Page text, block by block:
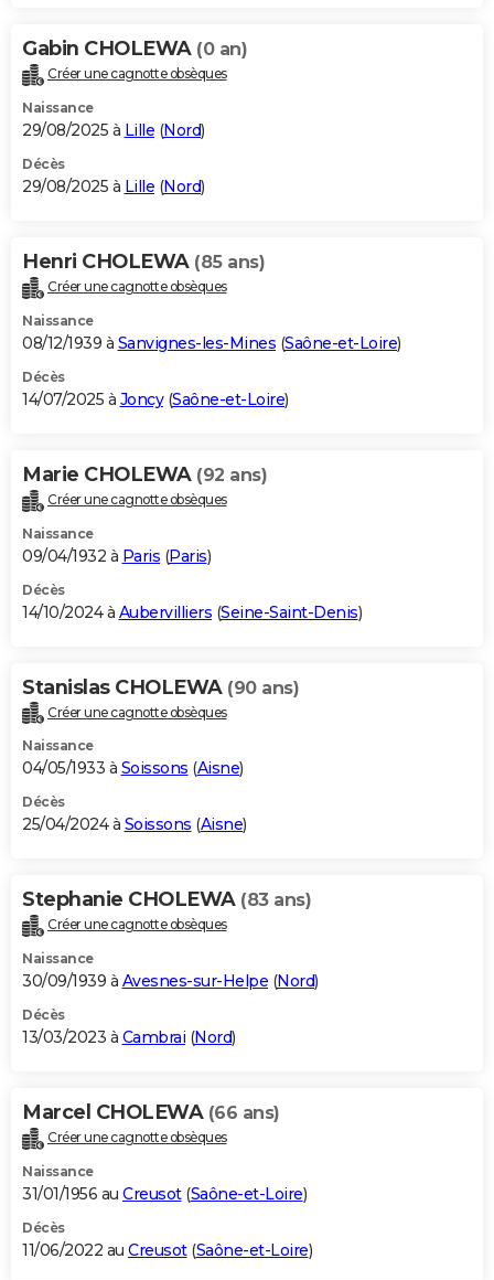
Carte de Noël
Carte Bonne année
Carte Saint-Valentin
Carte Pâques
Carte d'anniversaire
DICTIONNAIRE
Dictionnaire
Biographies
Citations
Expressions
Proverbes
PROGRAMME TV
S'inscrire
Se connecter
Lycées
Collèges
Primaires
Universités
Entreprises
Service militaire
Avis de recherche
AVIS DE DÉCÈS
Bricolage
Lifestyle
Culture
Sport
Auto
Television
Voyage
Cinema
Gabin CHOLEWA (0 an)
Créer une cagnotte obsèques
Naissance
29/08/2025 à Lille (Nord)
Décès
29/08/2025 à Lille (Nord)
Henri CHOLEWA (85 ans)
Créer une cagnotte obsèques
Naissance
08/12/1939 à Sanvignes-les-Mines (Saône-et-Loire)
Décès
14/07/2025 à Joncy(Saône-et-Loire)
Marie CHOLEWA (92 ans)
Créer une cagnotte obsèques
Naissance
09/04/1932 à Paris (Paris)
Décès
14/10/2024 à Aubervilliers (Seine-Saint-Denis)
Stanislas CHOLEWA (90 ans)
Créer une cagnotte obsèques
Naissance
04/05/1933 à Soissons (Aisne)
Décès
25/04/2024 à Soissons (Aisne)
Stephanie CHOLEWA (83 ans)
Créer une cagnotte obsèques
Naissance
30/09/1939 à Avesnes-sur-Helpe (Nord)
Décès
13/03/2023 à Cambrai (Nord)
Marcel CHOLEWA (66 ans)
Créer une cagnotte obsèques
Naissance
31/01/1956 au Creusot(Saône-et-Loire)
Décès
11/06/2022 au Creusot(Saône-et-Loire)